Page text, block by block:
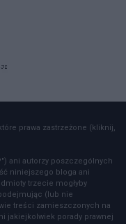
prawa zastrzeżone (kliknij,
ani autorzy poszczególnych
niniejszego bloga ani
trzecie mogłyby
(lub nie
treści zamieszczonych na
jakiejkolwiek porady prawnej